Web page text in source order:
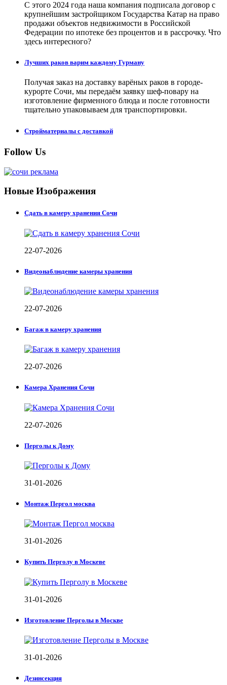
С этого 2024 года наша компания подписала договор с
крупнейшим застройщиком Государства Катар на право
продажи объектов недвижимости в Российской
Федерации по ипотеке без процентов и в рассрочку. Что
здесь интересного?
Лучших раков варим каждому Гурману
Получая заказ на доставку варёных раков в городе-
курорте Сочи, мы передаём заявку шеф-повару на
изготовление фирменного блюда и после готовности
тщательно упаковываем для транспортировки.
Стройматериалы с доставкой
Follow Us
Новые Изображения
Сдать в камеру хранения Сочи
22-07-2026
Видеонаблюдение камеры хранения
22-07-2026
Багаж в камеру хранения
22-07-2026
Камера Хранения Сочи
22-07-2026
Перголы к Дому
31-01-2026
Монтаж Пергол москва
31-01-2026
Купить Перголу в Москеве
31-01-2026
Изготовление Перголы в Москве
31-01-2026
Дезинсекция